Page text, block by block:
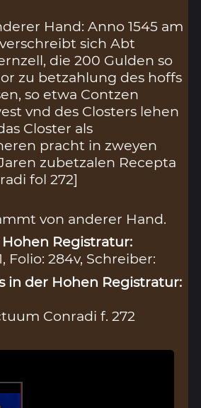
Hand: Anno 1545 am
sich Abt
die 200 Gulden so
zu betzahlung des hoffs
so etwa Contzen
vnd des Closters lehen
Closter als
pracht in zweyen
zubetzalen Recepta
fol 272]
von anderer Hand.
Registratur:
Folio: 284v, Schreiber:
in der Hohen Registratur:
Conradi f. 272